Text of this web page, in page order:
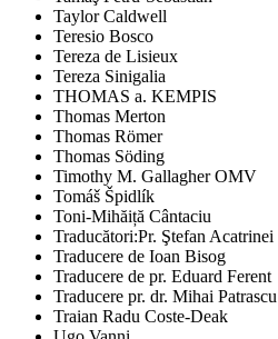
Taylor Caldwell
Teresio Bosco
Tereza de Lisieux
Tereza Sinigalia
THOMAS a. KEMPIS
Thomas Merton
Thomas Römer
Thomas Söding
Timothy M. Gallagher OMV
Tomáš Špidlík
Toni-Mihăiță Cântaciu
Traducători:Pr. Ştefan Acatrinei
Traducere de Ioan Bisog
Traducere de pr. Eduard Ferent
Traducere pr. dr. Mihai Patrascu
Traian Radu Coste-Deak